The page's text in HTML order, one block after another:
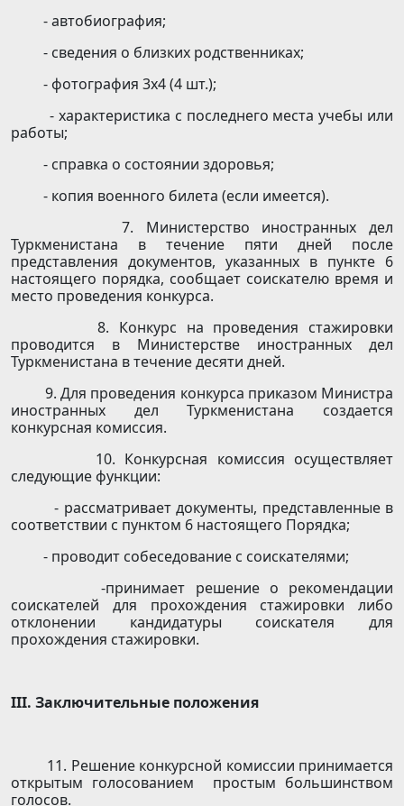
- автобиография;
- сведения о близких родственниках;
- фотография 3х4 (4 шт.);
- характеристика с последнего места учебы или
работы;
- справка о состоянии здоровья;
- копия военного билета (если имеется).
7. Министерство иностранных дел
Туркменистана в течение пяти дней после
представления документов, указанных в пункте 6
настоящего порядка, сообщает соискателю время и
место проведения конкурса.
8. Конкурс на проведения стажировки
проводится в Министерстве иностранных дел
Туркменистана в течение десяти дней.
9. Для проведения конкурса приказом Министра
иностранных дел Туркменистана создается
конкурсная комиссия.
10. Конкурсная комиссия осуществляет
следующие функции:
- рассматривает документы, представленные в
соответствии с пунктом 6 настоящего Порядка;
- проводит собеседование с соискателями;
-принимает решение о рекомендации
соискателей для прохождения стажировки либо
отклонении кандидатуры соискателя для
прохождения стажировки.
III. Заключительные положения
11. Решение конкурсной комиссии принимается
открытым голосованием простым большинством
голосов.